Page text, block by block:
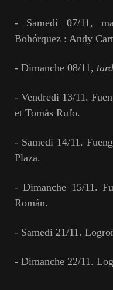
- Samedi 07/11,
Bohórquez : Andy
- Dimanche 08/11,
- Vendredi 13/11.
et Tomás Rufo.
- Samedi 14/11.
Plaza.
- Dimanche 15/11.
Román.
- Samedi 21/11.
- Dimanche 22/11.